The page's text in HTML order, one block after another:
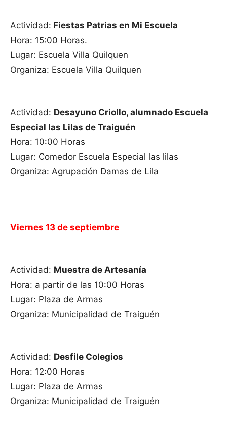
Actividad: Fiestas Patrias en Mi Escuela
Hora: 15:00 Horas.
Lugar: Escuela Villa Quilquen
Organiza: Escuela Villa Quilquen
Actividad: Desayuno Criollo, alumnado Escuela
Especial las Lilas de Traiguén
Hora: 10:00 Horas
Lugar: Comedor Escuela Especial las lilas
Organiza: Agrupación Damas de Lila
Viernes 13 de septiembre
Actividad: Muestra de Artesanía
Hora: a partir de las 10:00 Horas
Lugar: Plaza de Armas
Organiza: Municipalidad de Traiguén
Actividad: Desfile Colegios
Hora: 12:00 Horas
Lugar: Plaza de Armas
Organiza: Municipalidad de Traiguén